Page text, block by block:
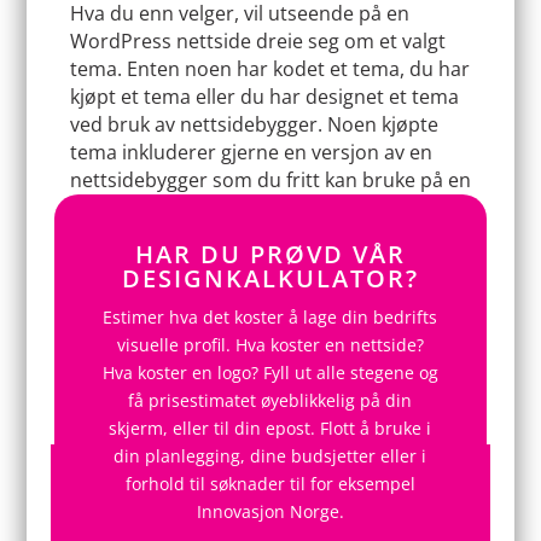
Hva du enn velger, vil utseende på en
WordPress nettside dreie seg om et valgt
tema. Enten noen har kodet et tema, du har
kjøpt et tema eller du har designet et tema
ved bruk av nettsidebygger. Noen kjøpte
tema inkluderer gjerne en versjon av en
nettsidebygger som du fritt kan bruke på en
installasjon av WordPress, altså din nettside.
Ofte faller valget i forhold til hva behov man
har, men ikke minst hvilket budsjett man har
til rådighet. Snakk gjerne med flere byråer og
les deg opp litt i forkant. Ofte kan det bli
billigst i lengden å bruke litt ekstra når du
først skal lage din nye nettside
HAR DU PRØVD VÅR
DESIGNKALKULATOR?
Estimer hva det koster å lage din bedrifts
visuelle profil. Hva koster en nettside?
Hva koster en logo? Fyll ut alle stegene og
få prisestimatet øyeblikkelig på din
skjerm, eller til din epost. Flott å bruke i
din planlegging, dine budsjetter eller i
forhold til søknader til for eksempel
Innovasjon Norge.